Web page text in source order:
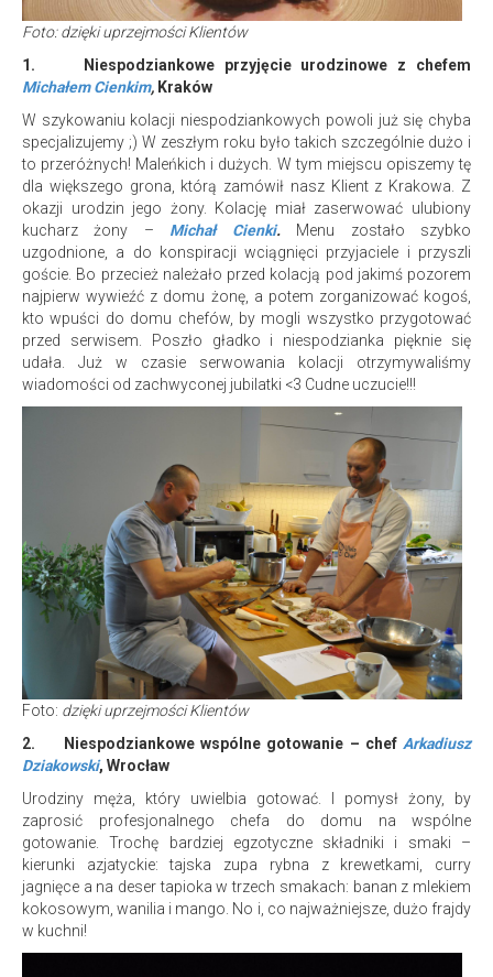
Foto: dzięki uprzejmości Klientów
1.
Niespodziankowe przyjęcie urodzinowe z chefem
Michałem Cienkim, Kraków
W szykowaniu kolacji niespodziankowych powoli już się chyba
specjalizujemy ;) W zeszłym roku było takich szczególnie dużo i
to przeróżnych! Maleńkich i dużych. W tym miejscu opiszemy tę
dla większego grona, którą zamówił nasz Klient z Krakowa. Z
okazji urodzin jego żony. Kolację miał zaserwować ulubiony
kucharz żony – Michał Cienki.Menu zostało szybko
uzgodnione, a do konspiracji wciągnięci przyjaciele i przyszli
goście. Bo przecież należało przed kolacją pod jakimś pozorem
najpierw wywieźć z domu żonę, a potem zorganizować kogoś,
kto wpuści do domu chefów, by mogli wszystko przygotować
przed serwisem. Poszło gładko i niespodzianka pięknie się
udała. Już w czasie serwowania kolacji otrzymywaliśmy
wiadomości od zachwyconej jubilatki <3 Cudne uczucie!!!
Foto: dzięki uprzejmości Klientów
2.
Niespodziankowe wspólne gotowanie – chef Arkadiusz
Dziakowski, Wrocław
Urodziny męża, który uwielbia gotować. I pomysł żony, by
zaprosić profesjonalnego chefa do domu na wspólne
gotowanie. Trochę bardziej egzotyczne składniki i smaki –
kierunki azjatyckie: tajska zupa rybna z krewetkami, curry
jagnięce a na deser tapioka w trzech smakach: banan z mlekiem
kokosowym, wanilia i mango. No i, co najważniejsze, dużo frajdy
w kuchni!